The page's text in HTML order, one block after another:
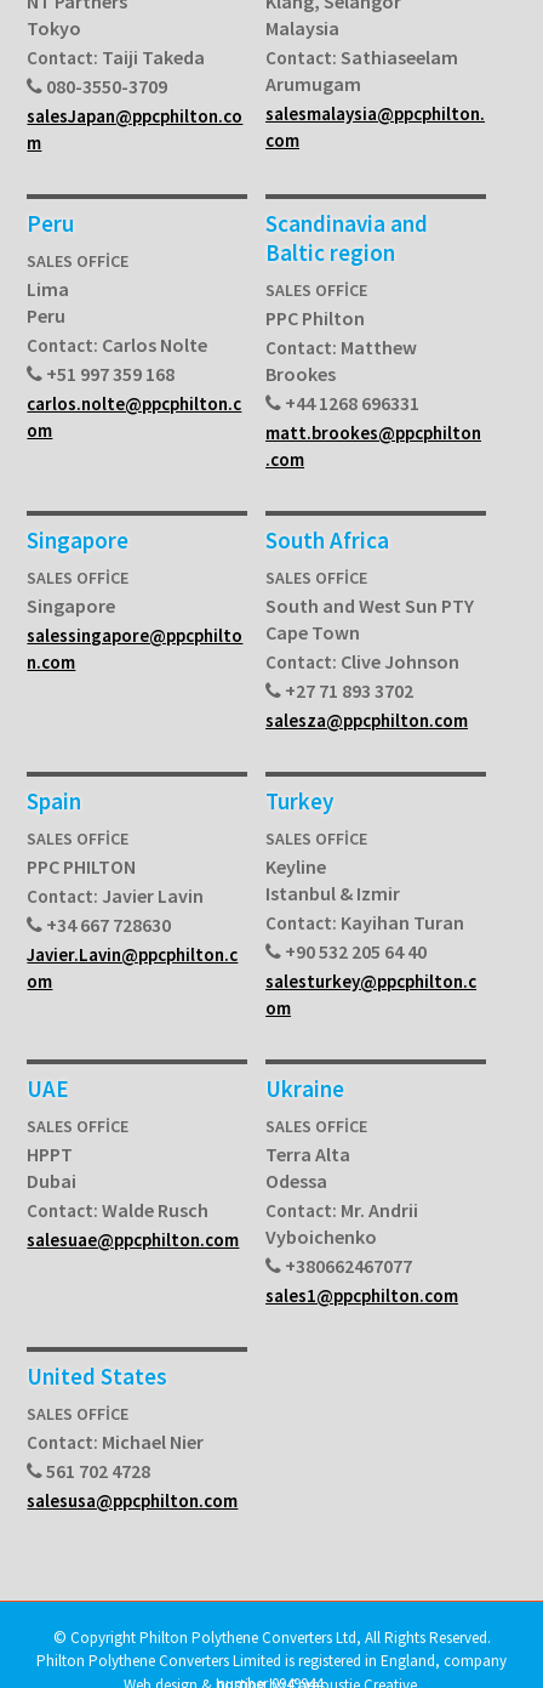
Tokyo
Contact: Taiji Takeda
080-3550-3709
salesJapan@ppcphilton.co
m
Malaysia
Contact: Sathiaseelam
Arumugam
salesmalaysia@ppcphilton.
com
Peru
SALES OFFICE
Lima
Peru
Contact: Carlos Nolte
+51 997 359 168
carlos.nolte@ppcphilton.c
om
Scandinavia and
Baltic region
SALES OFFICE
PPC Philton
Contact: Matthew
Brookes
+44 1268 696331
matt.brookes@ppcphilton
.com
Singapore
SALES OFFICE
Singapore
salessingapore@ppcphilto
n.com
South Africa
SALES OFFICE
South and West Sun PTY
Cape Town
Contact: Clive Johnson
+27 71 893 3702
salesza@ppcphilton.com
Spain
SALES OFFICE
PPC PHILTON
Contact: Javier Lavin
+34 667 728630
Javier.Lavin@ppcphilton.c
om
Turkey
SALES OFFICE
Keyline
Istanbul & Izmir
Contact: Kayihan Turan
+90 532 205 64 40
salesturkey@ppcphilton.c
om
UAE
SALES OFFICE
HPPT
Dubai
Contact: Walde Rusch
salesuae@ppcphilton.com
Ukraine
SALES OFFICE
Terra Alta
Odessa
Contact: Mr. Andrii
Vyboichenko
+380662467077
sales1@ppcphilton.com
United States
SALES OFFICE
Contact: Michael Nier
561 702 4728
salesusa@ppcphilton.com
© Copyright Philton Polythene Converters Ltd, All Rights Reserved.
Philton Polythene Converters Limited is registered in England, company